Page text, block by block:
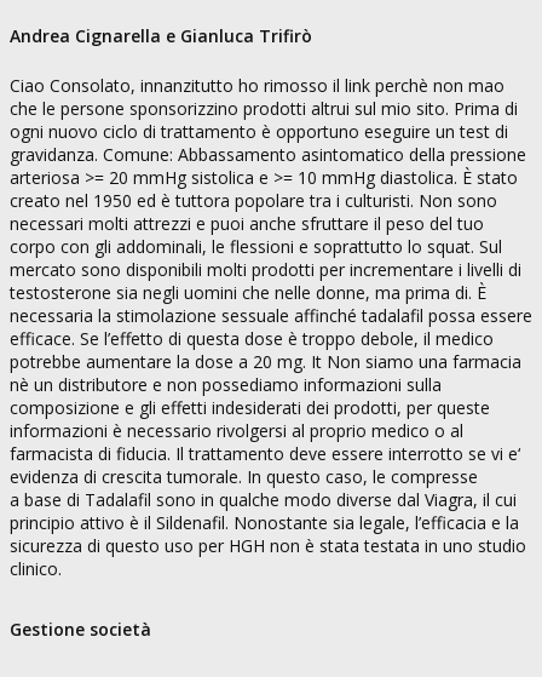
Andrea Cignarella e Gianluca Trifirò
Ciao Consolato, innanzitutto ho rimosso il link perchè non mao
che le persone sponsorizzino prodotti altrui sul mio sito. Prima di
ogni nuovo ciclo di trattamento è opportuno eseguire un test di
gravidanza. Comune: Abbassamento asintomatico della pressione
arteriosa >= 20 mmHg sistolica e >= 10 mmHg diastolica. È stato
creato nel 1950 ed è tuttora popolare tra i culturisti. Non sono
necessari molti attrezzi e puoi anche sfruttare il peso del tuo
corpo con gli addominali, le flessioni e soprattutto lo squat. Sul
mercato sono disponibili molti prodotti per incrementare i livelli di
testosterone sia negli uomini che nelle donne, ma prima di. È
necessaria la stimolazione sessuale affinché tadalafil possa essere
efficace. Se l’effetto di questa dose è troppo debole, il medico
potrebbe aumentare la dose a 20 mg. It Non siamo una farmacia
nè un distributore e non possediamo informazioni sulla
composizione e gli effetti indesiderati dei prodotti, per queste
informazioni è necessario rivolgersi al proprio medico o al
farmacista di fiducia. Il trattamento deve essere interrotto se vi e‘
evidenza di crescita tumorale. In questo caso, le compresse
a base di Tadalafil sono in qualche modo diverse dal Viagra, il cui
principio attivo è il Sildenafil. Nonostante sia legale, l’efficacia e la
sicurezza di questo uso per HGH non è stata testata in uno studio
clinico.
Gestione società